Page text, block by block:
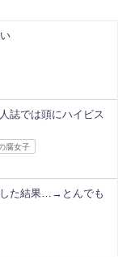
誌では頭にハイビス
腐女子
した結果…→とんでも